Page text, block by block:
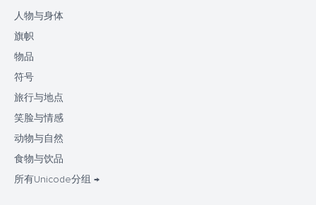
人物与身体
旗帜
物品
符号
旅行与地点
笑脸与情感
动物与自然
食物与饮品
所有Unicode分组 →